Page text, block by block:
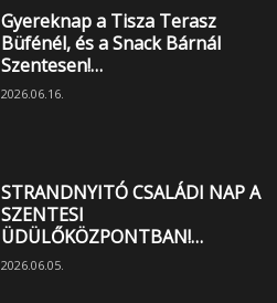
Gyereknap a Tisza Terasz
Büfénél, és a Snack Bárnál
Szentesen!…
2026.06.16.
STRANDNYITÓ CSALÁDI NAP A
SZENTESI
ÜDÜLŐKÖZPONTBAN!…
2026.06.05.